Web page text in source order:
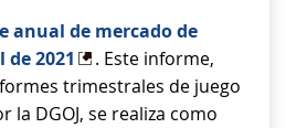
anual de mercado de
2021
. Este informe,
trimestrales de juego
la DGOJ, se realiza como